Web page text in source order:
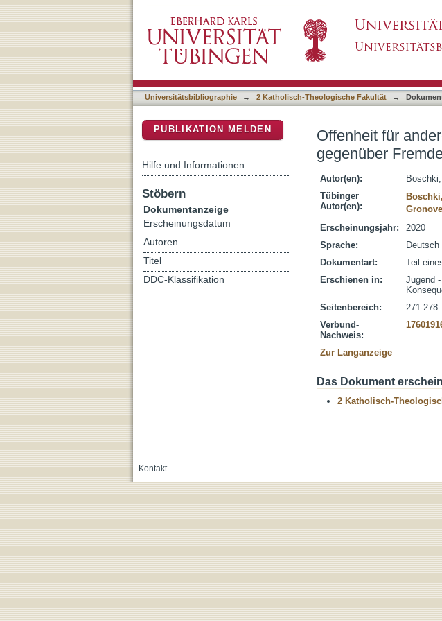
Offenheit für andere Religionen und
Muslimen?
Universitätsbibliographie → 2 Katholisch-Theologische Fakultät →
Offenheit für
gegenüber
Autor(en):
Tübinger
Autor(en):
Erscheinungsjahr:
2020
Sprache:
Deutsch
Dokumentart:
Teil
Erschienen in:
Jugend
Seitenbereich:
271-278
Verbund-
Nachweis:
Zur Langanzeige
Das Dokument
2 Katholisch-
PUBLIKATION MELDEN
Hilfe und Informationen
Stöbern
Dokumentanzeige
Erscheinungsdatum
Autoren
Titel
DDC-Klassifikation
Kontakt